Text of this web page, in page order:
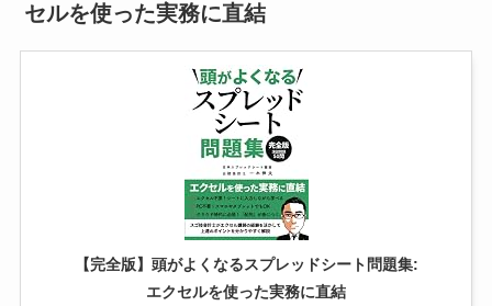
セルを使った実務に直結
【完全版】頭がよくなるスプレッドシート問題集:
エクセルを使った実務に直結